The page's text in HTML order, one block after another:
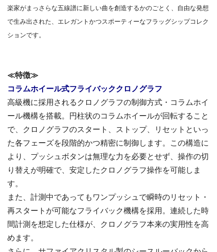
楽家がまっさらな五線譜に新しい曲を創造するかのごとく、自由な発想
で生み出された、エレガントかつスポーティーなフラッグシップコレク
ションです。
≪特徴≫
コラムホイール式フライバッククロノグラフ
高級機に採用されるクロノグラフの制御方式・コラムホイ
ール機構を搭載。円柱状のコラムホイールが回転すること
で、クロノグラフのスタート、ストップ、リセットといっ
た各フェーズを段階的かつ精密に制御します。この構造に
より、プッシュボタンは無理な力を必要とせず、操作の切
り替えが明確で、安定したクロノグラフ操作を可能しま
す。
また、計測中であってもワンプッシュで瞬時のリセット・
再スタートが可能なフライバック機構を採用。連続した時
間計測を想定した仕様が、クロノグラフ本来の実用性を高
めます。